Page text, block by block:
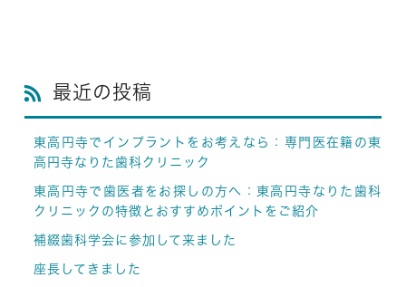
最近の投稿
東高円寺でインプラントをお考えなら：専門医在籍の東
高円寺なりた歯科クリニック
東高円寺で歯医者をお探しの方へ：東高円寺なりた歯科
クリニックの特徴とおすすめポイントをご紹介
補綴歯科学会に参加して来ました
座長してきました